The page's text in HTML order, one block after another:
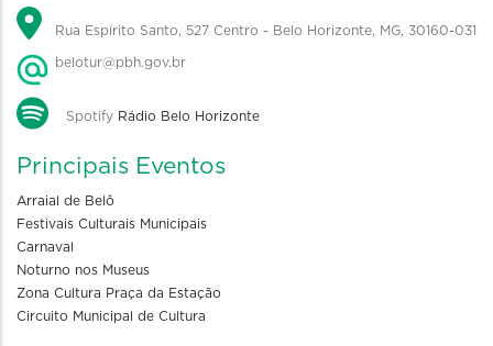
Rua Espírito Santo, 527 Centro - Belo Horizonte, MG, 30160-031
belotur@pbh.gov.br
Spotify Rádio Belo Horizonte
Principais Eventos
Arraial de Belô
Festivais Culturais Municipais
Carnaval
Noturno nos Museus
Zona Cultura Praça da Estação
Circuito Municipal de Cultura